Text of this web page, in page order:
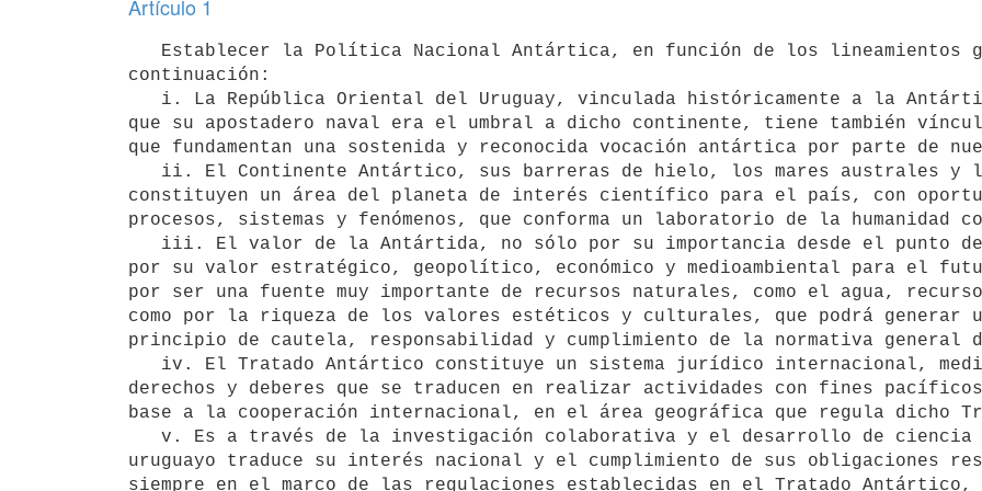
Artículo 1
continuación:
que su apostadero naval era el umbral a dicho continente, tiene también
que fundamentan una sostenida y reconocida vocación antártica por parte de
constituyen un área del planeta de interés científico para el país, con
procesos, sistemas y fenómenos, que conforma un laboratorio de la humanidad
por su valor estratégico, geopolítico, económico y medioambiental para el
por ser una fuente muy importante de recursos naturales, como el agua,
como por la riqueza de los valores estéticos y culturales, que podrá generar
principio de cautela, responsabilidad y cumplimiento de la normativa general
derechos y deberes que se traducen en realizar actividades con fines
base a la cooperación internacional, en el área geográfica que regula dicho
uruguayo traduce su interés nacional y el cumplimiento de sus obligaciones
siempre en el marco de las regulaciones establecidas en el Tratado Antártico,